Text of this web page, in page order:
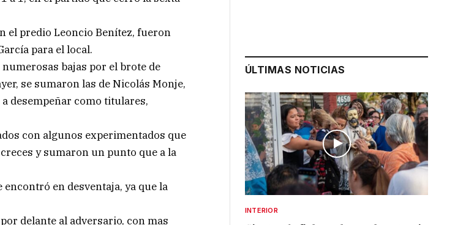
el predio Leoncio Benítez, fueron
para el local.
bajas por el brote de
se sumaron las de Nicolás Monje,
a desempeñar como titulares,
con algunos experimentados que
y sumaron un punto que a la
en desventaja, ya que la
delante al adversario, con mas
ÚLTIMAS NOTICIAS
INTERIOR